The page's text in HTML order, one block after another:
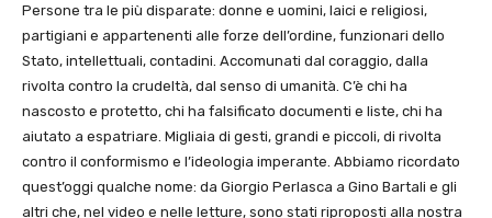
Persone tra le più disparate: donne e uomini, laici e religiosi,
partigiani e appartenenti alle forze dell’ordine, funzionari dello
Stato, intellettuali, contadini. Accomunati dal coraggio, dalla
rivolta contro la crudeltà, dal senso di umanità. C’è chi ha
nascosto e protetto, chi ha falsificato documenti e liste, chi ha
aiutato a espatriare. Migliaia di gesti, grandi e piccoli, di rivolta
contro il conformismo e l’ideologia imperante. Abbiamo ricordato
quest’oggi qualche nome: da Giorgio Perlasca a Gino Bartali e gli
altri che, nel video e nelle letture, sono stati riproposti alla nostra